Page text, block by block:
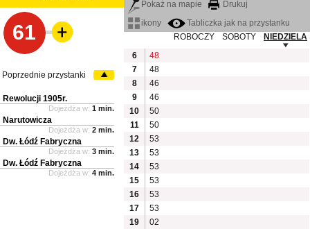
61
Pokaż na mapie
Drukuj
ikony
Tabliczka jak na przystanku
ROBOCZY
SOBOTY
NIEDZIELA
6
48
7
48
8
46
9
46
10
50
11
50
12
53
13
53
14
53
15
53
16
53
17
53
19
02
Poprzednie przystanki
Rewolucji 1905r.
Dojeżdża w: 1 min.
Narutowicza
Dojeżdża w: 2 min.
Dw. Łódź Fabryczna
Dojeżdża w: 3 min.
Dw. Łódź Fabryczna
Dojeżdża w: 4 min.